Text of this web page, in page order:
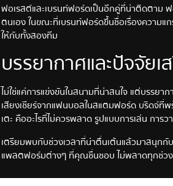
ฟอเรสต์และเบรนท์ฟอร์ดเป็นอีกคู่ที่น่าติดตาม ฟ
ตนเอง ในขณะที่เบรนท์ฟอร์ดขึ้นชื่อเรื่องความ
ให้กับทั้งสองทีม
บรรยากาศและปัจจัย
ไม่ใช่แค่การแข่งขันในสนามที่น่าสนใจ แต่บรร
เสียงเชียร์จากแฟนบอลในสแตมฟอร์ด บริดจ์ที่
เตะ คืออะไรที่ไม่ควรพลาด รูปแบบการเล่น กา
เตรียมพบกับช่วงเวลาที่น่าตื่นเต้นแล้วมาสนุกกับ
แพลตฟอร์มต่างๆ ที่คุณชื่นชอบ ไม่พลาดทุกช่วง